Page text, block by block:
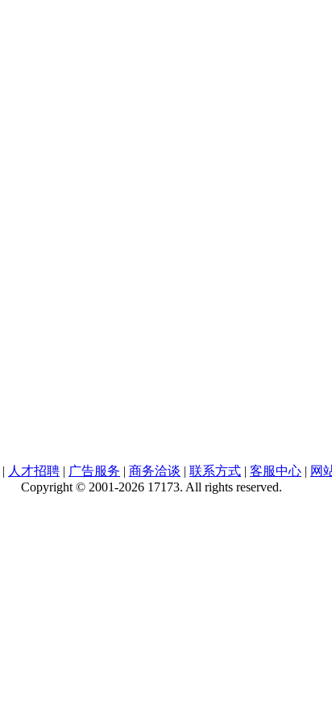
| 人才招聘 | 广告服务 | 商务洽谈 | 联系方式 | 客服中心 | 网
Copyright © 2001-2026 17173. All rights reserved.